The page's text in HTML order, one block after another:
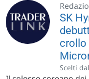
SK
crollo
Scelti